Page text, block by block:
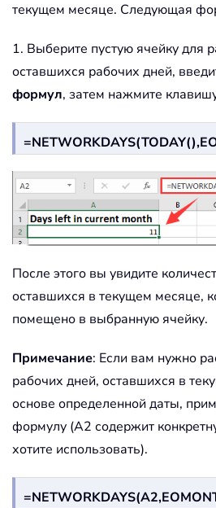
текущем месяце. Следующая
1. Выберите пустую ячейку для
оставшихся рабочих дней,
формул, затем нажмите
После этого вы увидите
оставшихся в текущем месяце,
помещено в выбранную ячейку.
Примечание: Если вам нужно
рабочих дней, оставшихся в
основе определенной даты,
формулу (A2 содержит
хотите использовать).